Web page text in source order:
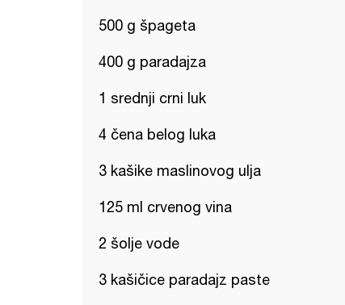
500 g špageta
400 g paradajza
1 srednji crni luk
4 čena belog luka
3 kašike maslinovog ulja
125 ml crvenog vina
2 šolje vode
3 kašičice paradajz paste